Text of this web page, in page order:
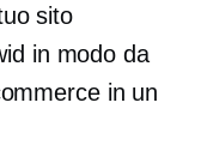
sito
in modo da
in un